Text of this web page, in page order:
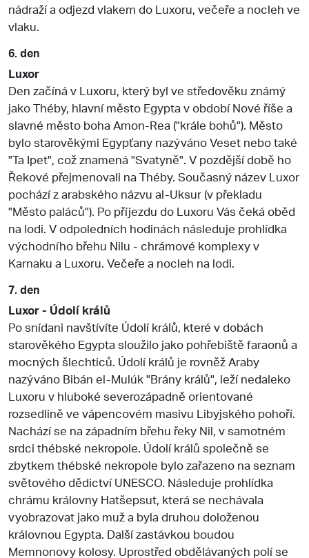
nádraží a odjezd vlakem do Luxoru, večeře a nocleh ve
vlaku.
6. den
Luxor
Den začíná v Luxoru, který byl ve středověku známý
jako Théby, hlavní město Egypta v období Nové říše a
slavné město boha Amon-Rea ("krále bohů"). Město
bylo starověkými Egypťany nazýváno Veset nebo také
"Ta Ipet", což znamená "Svatyně". V pozdější době ho
Řekové přejmenovali na Théby. Současný název Luxor
pochází z arabského názvu al-Uksur (v překladu
"Město paláců"). Po příjezdu do Luxoru Vás čeká oběd
na lodi. V odpoledních hodinách následuje prohlídka
východního břehu Nilu - chrámové komplexy v
Karnaku a Luxoru. Večeře a nocleh na lodi.
7. den
Luxor - Údolí králů
Po snídani navštívíte Údolí králů, které v dobách
starověkého Egypta sloužilo jako pohřebiště faraonů a
mocných šlechticů. Údolí králů je rovněž Araby
nazýváno Bibán el-Mulúk "Brány králů", leží nedaleko
Luxoru v hluboké severozápadně orientované
rozsedlině ve vápencovém masivu Libyjského pohoří.
Nachází se na západním břehu řeky Nil, v samotném
srdci thébské nekropole. Údolí králů společně se
zbytkem thébské nekropole bylo zařazeno na seznam
světového dědictví UNESCO. Následuje prohlídka
chrámu královny Hatšepsut, která se nechávala
vyobrazovat jako muž a byla druhou doloženou
královnou Egypta. Další zastávkou boudou
Memnonovy kolosy. Uprostřed obdělávaných polí se